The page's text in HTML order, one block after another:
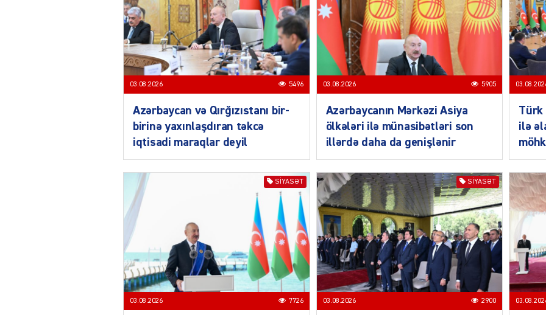
03.08.2026 5496
Azərbaycan və Qırğızıstanı bir-
birinə yaxınlaşdıran təkcə
iqtisadi maraqlar deyil
03.08.2026 5905
Azərbaycanın Mərkəzi Asiya
ölkələri ilə münasibətləri son
illərdə daha da genişlənir
Türk
ilə
SIYASƏT
03.08.2026 7726
SIYASƏT
03.08.2026 2900